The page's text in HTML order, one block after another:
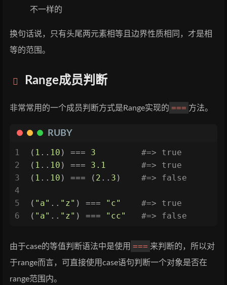
不一样的
换句话说，只有头尾两元素相等且边界性质相同，才是相
等的范围。
Range成员判断
非常常用的一个成员判断方式是Range实现的 === 方法。
RUBY
1
2
3
4
5
6
( 1 .. 10 ) === 3
#=> true
( 1 .. 10 ) === 3.1
#=> true
( 1 .. 10 ) === ( 2 .. 3 ) #=> false
( "a" .. "z" ) === "c"
#=> true
( "a" .. "z" ) === "cc" #=> false
由于case的等值判断语法中是使用 === 来判断的，所以对
于range而言，可直接使用case语句判断一个对象是否在
range范围内。